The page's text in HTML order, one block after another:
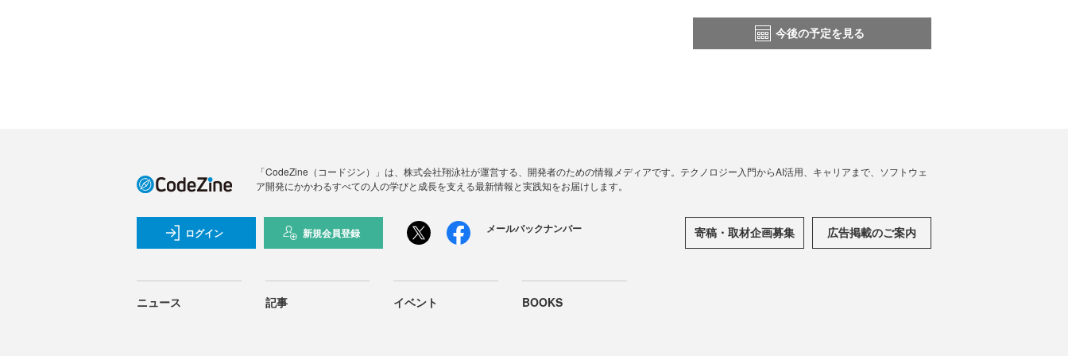
今後の予定を見る
「CodeZine（コードジン）」は、株式会社翔泳社が運営する、開発者のための情報メディアです。テクノロジー入門からAI活用、キャリアまで、ソフトウェ
ア開発にかかわるすべての人の学びと成長を支える最新情報と実践知をお届けします。
ログイン 新規会員登録 メールバックナンバー 寄稿・取材企画募集 広告掲載のご案内
ニュース 記事 イベント BOOKS